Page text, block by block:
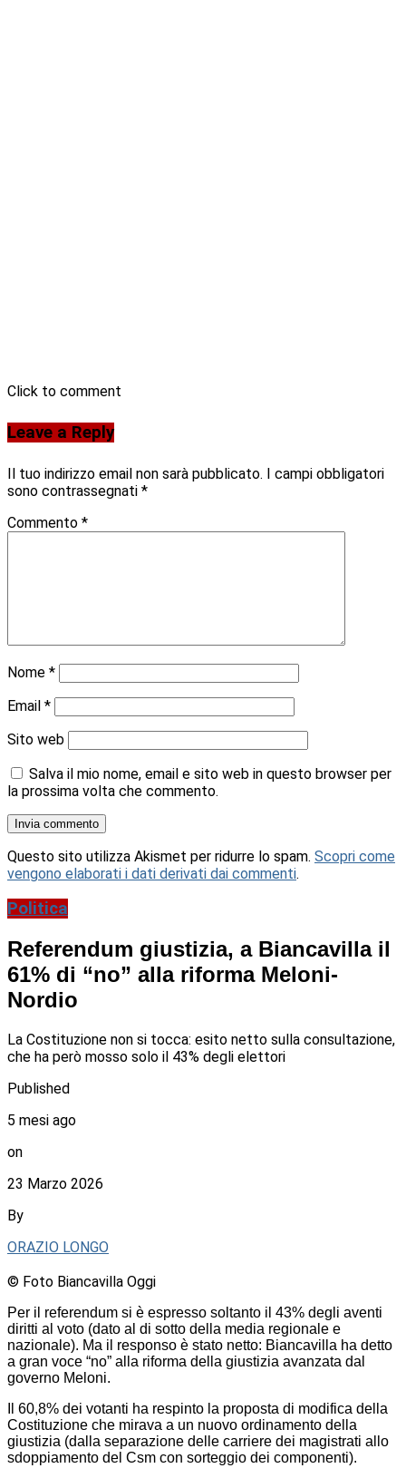
Click to comment
Leave a Reply
Il tuo indirizzo email non sarà pubblicato. I campi obbligatori
sono contrassegnati *
Commento *
Nome *
Email *
Sito web
Salva il mio nome, email e sito web in questo browser per
la prossima volta che commento.
Questo sito utilizza Akismet per ridurre lo spam. Scopri come
vengono elaborati i dati derivati dai commenti.
Politica
Referendum giustizia, a Biancavilla il
61% di “no” alla riforma Meloni-
Nordio
La Costituzione non si tocca: esito netto sulla consultazione,
che ha però mosso solo il 43% degli elettori
Published
5 mesi ago
on
23 Marzo 2026
By
ORAZIO LONGO
© Foto Biancavilla Oggi
Per il referendum si è espresso soltanto il 43% degli aventi
diritti al voto (dato al di sotto della media regionale e
nazionale). Ma il responso è stato netto: Biancavilla ha detto
a gran voce “no” alla riforma della giustizia avanzata dal
governo Meloni.
Il 60,8% dei votanti ha respinto la proposta di modifica della
Costituzione che mirava a un nuovo ordinamento della
giustizia (dalla separazione delle carriere dei magistrati allo
sdoppiamento del Csm con sorteggio dei componenti).